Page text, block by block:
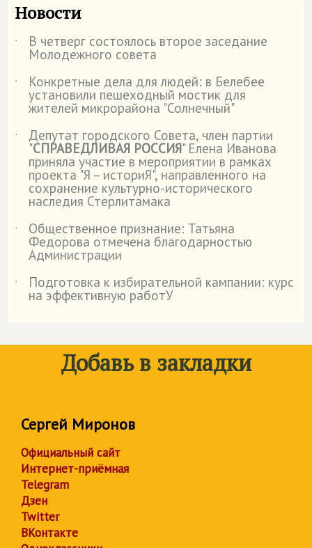
Новости
˙ В четверг состоялось второе заседание
Молодежного совета
˙
Конкретные дела для людей: в Белебее
установили пешеходный мостик для
жителей микрорайона "Солнечный"
˙
Депутат городского Совета, член партии
"СПРАВЕДЛИВАЯ РОССИЯ" Елена Иванова
приняла участие в мероприятии в рамках
проекта "Я – историЯ", направленного на
сохранение культурно-исторического
наследия Стерлитамака
˙
Общественное признание: Татьяна
Федорова отмечена благодарностью
Администрации
˙
Подготовка к избирательной кампании: курс
на эффективную работУ
Добавь в закладки
Сергей Миронов
Официальный сайт
Интернет-приёмная
Telegram
Дзен
Twitter
ВКонтакте